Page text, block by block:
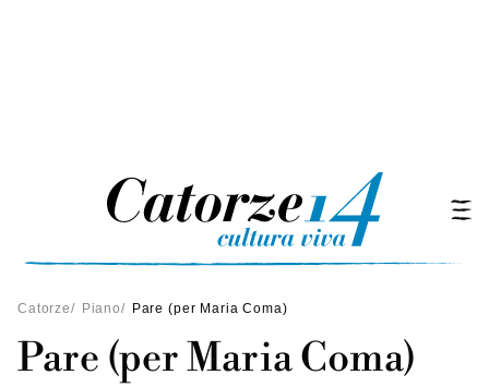
Catorze/ Piano/ Pare (per Maria Coma)
Pare (per Maria Coma)